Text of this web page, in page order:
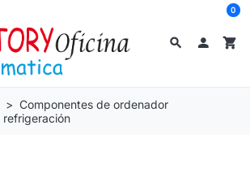
search  shopping_cart
0
Componentes de ordenador
refrigeración